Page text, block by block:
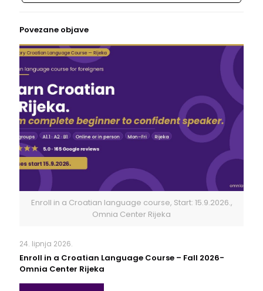
Povezane objave
Enroll in a Croatian language course, Start: 15.9.2026.,
Omnia Center Rijeka
24. lipnja 2026.
Enroll in a Croatian Language Course – Fall 2026-
Omnia Center Rijeka